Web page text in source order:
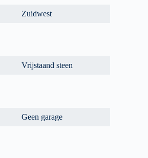
Zuidwest
Vrijstaand steen
Geen garage